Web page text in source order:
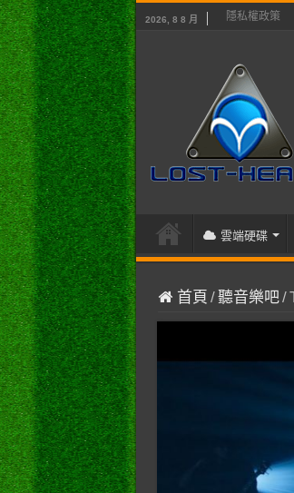
2026, 8 8 月 隱私權政策
雲端硬碟
首頁 /聽音樂吧/